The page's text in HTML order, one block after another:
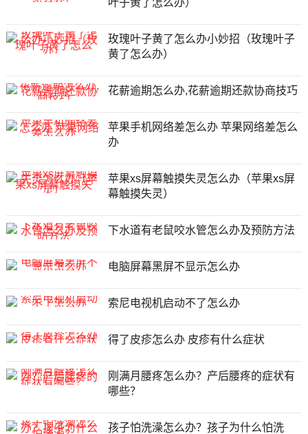
叶子黄了怎么办）
玫瑰叶子黄了怎么办小妙招（玫瑰叶子
黄了怎么办）
花薪逾期怎么办,花薪逾期还款协商技巧
苹果手机网络差怎么办 苹果网络差怎么
办
苹果xs屏幕触摸失灵怎么办（苹果xs屏
幕触摸失灵）
下水道有老鼠咬水管怎么办及预防方法
电脑屏幕黑屏不显示怎么办
索尼电视机启动不了怎么办
得了皮疹怎么办 皮疹有什么症状
刚满月腰疼怎么办？产后腰疼的症状有
哪些？
孩子怕洗澡怎么办？孩子为什么怕洗